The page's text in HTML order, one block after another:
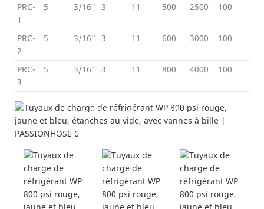
PRC-
1
5 3/16" 3 11 500 2500 100
PRC-
2
5 3/16" 3 11 600 3000 100
PRC-
3
5 3/16" 3 11 800 4000 100
Détails du produit
---divers tuyaux de charge de réfrigérant---